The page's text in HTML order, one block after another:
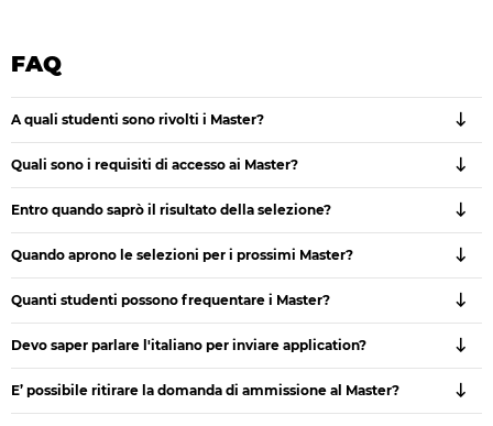
FAQ
A quali studenti sono rivolti i Master?
Quali sono i requisiti di accesso ai Master?
Entro quando saprò il risultato della selezione?
Quando aprono le selezioni per i prossimi Master?
Quanti studenti possono frequentare i Master?
Devo saper parlare l'italiano per inviare application?
E’ possibile ritirare la domanda di ammissione al Master?